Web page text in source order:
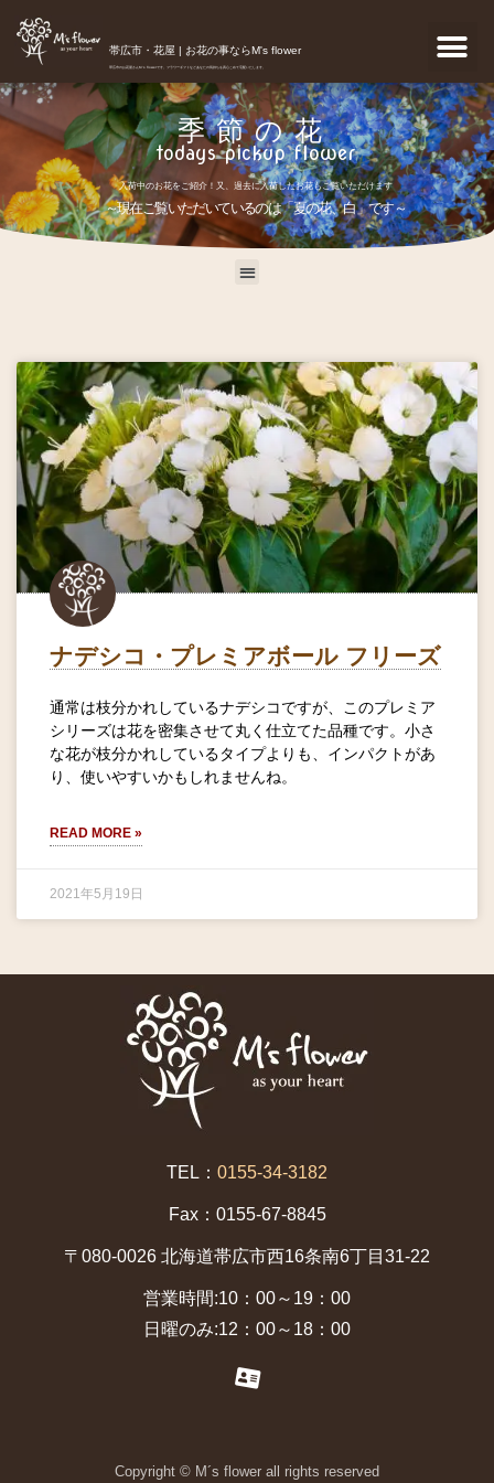
帯広市・花屋 | お花の事ならM's flower
帯広市のお花屋さんM's flowerです。フラワーギフトなどあなたの気持ちを真心こめて宅配いたします。
季節の花
todays pickup flower
入荷中のお花をご紹介！又、過去に入荷したお花もご覧いただけます
～現在ご覧いただいているのは「夏の花、白」です～
ナデシコ・プレミアボール フリーズ
通常は枝分かれしているナデシコですが、このプレミア
シリーズは花を密集させて丸く仕立てた品種です。小さ
な花が枝分かれしているタイプよりも、インパクトがあ
り、使いやすいかもしれませんね。
READ MORE »
2021年5月19日
TEL： 0155-34-3182
Fax：0155-67-8845
〒080-0026 北海道帯広市西16条南6丁目31-22
営業時間:10：00～19：00
日曜のみ:12：00～18：00
Copyright © M´s flower all rights reserved